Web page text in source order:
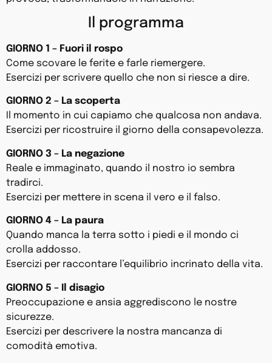
Il programma
GIORNO 1 – Fuori il rospo
Come scovare le ferite e farle riemergere.
Esercizi per scrivere quello che non si riesce a dire.
GIORNO 2 – La scoperta
Il momento in cui capiamo che qualcosa non andava.
Esercizi per ricostruire il giorno della consapevolezza.
GIORNO 3 – La negazione
Reale e immaginato, quando il nostro io sembra
tradirci.
Esercizi per mettere in scena il vero e il falso.
GIORNO 4 – La paura
Quando manca la terra sotto i piedi e il mondo ci
crolla addosso.
Esercizi per raccontare l’equilibrio incrinato della vita.
GIORNO 5 – Il disagio
Preoccupazione e ansia aggrediscono le nostre
sicurezze.
Esercizi per descrivere la nostra mancanza di
comodità emotiva.